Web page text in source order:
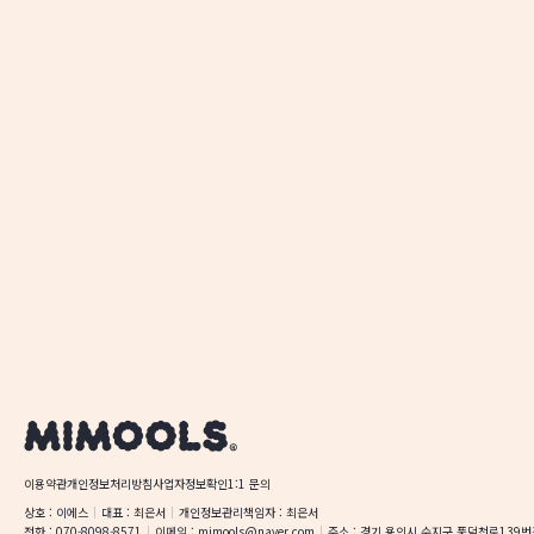
이용약관개인정보처리방침사업자정보확인1:1 문의
상호 : 이에스 대표 : 최은서 개인정보관리책임자 : 최은서